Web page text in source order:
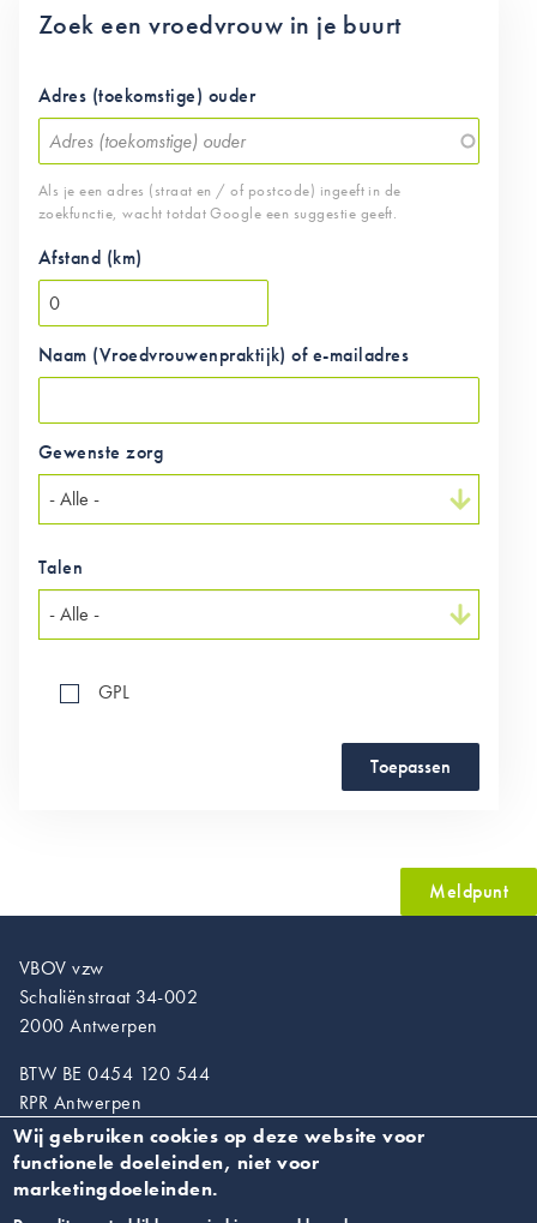
Zoek een vroedvrouw in je buurt
Adres (toekomstige) ouder
Als je een adres (straat en / of postcode) ingeeft in de
zoekfunctie, wacht totdat Google een suggestie geeft.
Afstand (km)
Naam (Vroedvrouwenpraktijk) of e-mailadres
Gewenste zorg
Talen
GPL
Toepassen
Meldpunt
VBOV vzw
Schaliënstraat 34-002
2000 Antwerpen
BTW BE 0454 120 544
RPR Antwerpen
T. 03/218.89.67
info@vroedvrouwen.be
Wij gebruiken cookies op deze website voor
functionele doeleinden, niet voor
marketingdoeleinden.